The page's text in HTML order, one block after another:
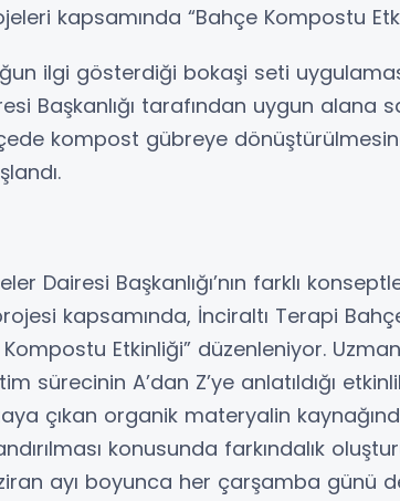
kapsamında “Bahçe Kompostu
ilgi gösterdiği bokaşi seti
Başkanlığı tarafından uygun alana
kompost gübreye
Dairesi Başkanlığı’nın farklı
kapsamında, İnciraltı Terapi
Etkinliği” düzenleniyor.
sürecinin A’dan Z’ye anlatıldığı
çıkan organik materyalin
konusunda farkındalık
ayı boyunca her çarşamba günü